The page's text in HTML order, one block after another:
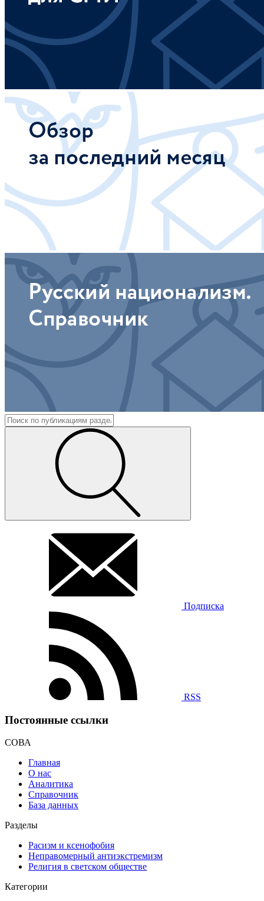
Подписка
RSS
Постоянные ссылки
СОВА
Главная
О нас
Аналитика
Справочник
База данных
Разделы
Расизм и ксенофобия
Неправомерный антиэкстремизм
Религия в светском обществе
Категории